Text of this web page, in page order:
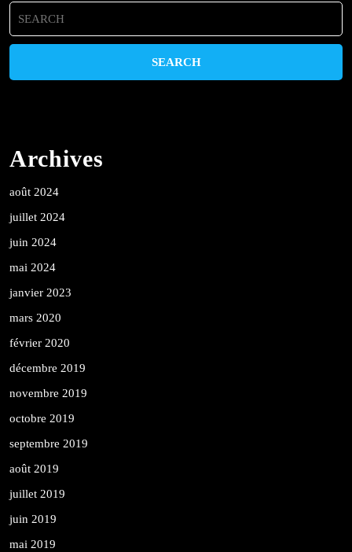
Search
for:
Archives
août 2024
juillet 2024
juin 2024
mai 2024
janvier 2023
mars 2020
février 2020
décembre 2019
novembre 2019
octobre 2019
septembre 2019
août 2019
juillet 2019
juin 2019
mai 2019